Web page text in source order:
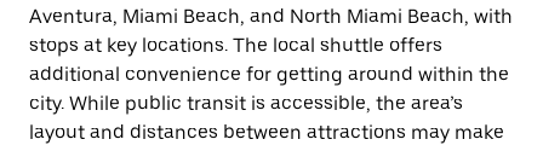
Aventura, Miami Beach, and North Miami Beach, with
stops at key locations. The local shuttle offers
additional convenience for getting around within the
city. While public transit is accessible, the area’s
layout and distances between attractions may make